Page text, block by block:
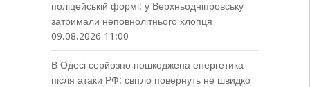
поліцейській формі: у Верхньодніпровську
затримали неповнолітнього хлопця
09.08.2026 11:00
В Одесі серйозно пошкоджена енергетика
після атаки РФ: світло повернуть не швидко